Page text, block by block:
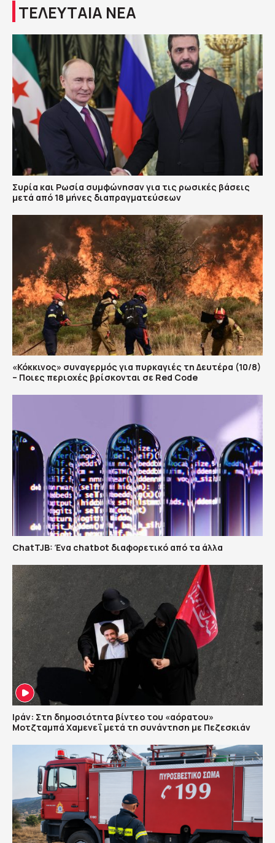
ΤΕΛΕΥΤΑΙΑ ΝΕΑ
Συρία και Ρωσία συμφώνησαν για τις ρωσικές βάσεις
μετά από 18 μήνες διαπραγματεύσεων
«Κόκκινος» συναγερμός για πυρκαγιές τη Δευτέρα (10/8)
– Ποιες περιοχές βρίσκονται σε Red Code
ChatTJB: Ένα chatbot διαφορετικό από τα άλλα
Ιράν: Στη δημοσιότητα βίντεο του «αόρατου»
Μοτζταμπά Χαμενεΐ μετά τη συνάντηση με Πεζεσκιάν